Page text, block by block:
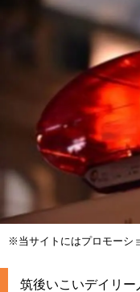
※当サイトにはプロモーシ
筑後いこいデイリ